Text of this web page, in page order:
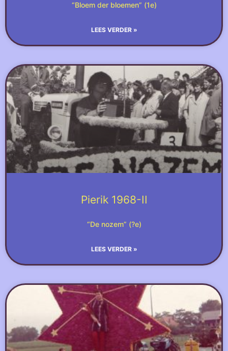
“Bloem der bloemen” (1e)
LEES VERDER »
Pierik 1968-II
“De nozem” (?e)
LEES VERDER »